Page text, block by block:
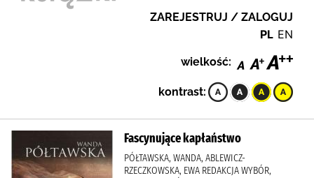
ZAREJESTRUJ / ZALOGUJ
PL EN
wielkość:
kontrast:
Fascynujące kapłaństwo
PÓŁTAWSKA, WANDA, ABLEWICZ-
RZECZKOWSKA, EWA REDAKCJA WYBÓR,